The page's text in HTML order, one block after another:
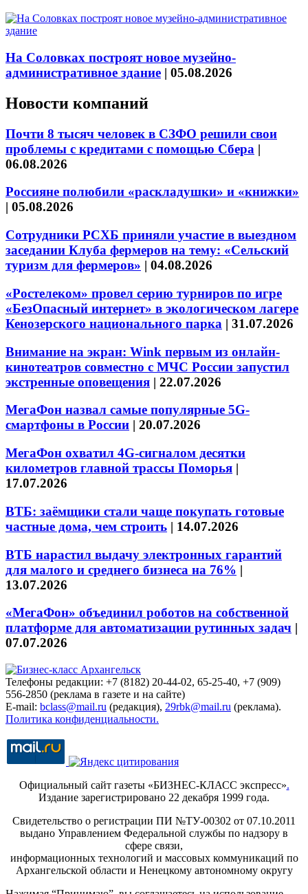
На Соловках построят новое музейно-
административное здание | 05.08.2026
Новости компаний
Почти 8 тысяч человек в СЗФО решили свои
проблемы с кредитами с помощью Сбера |
06.08.2026
Россияне полюбили «раскладушки» и «книжки»
| 05.08.2026
Сотрудники РСХБ приняли участие в выездном
заседании Клуба фермеров на тему: «Сельский
туризм для фермеров» | 04.08.2026
«Ростелеком» провел серию турниров по игре
«БезОпасный интернет» в экологическом лагере
Кенозерского национального парка | 31.07.2026
Внимание на экран: Wink первым из онлайн-
кинотеатров совместно с МЧС России запустил
экстренные оповещения | 22.07.2026
МегаФон назвал самые популярные 5G-
смартфоны в России | 20.07.2026
МегаФон охватил 4G-сигналом десятки
километров главной трассы Поморья |
17.07.2026
ВТБ: заёмщики стали чаще покупать готовые
частные дома, чем строить | 14.07.2026
ВТБ нарастил выдачу электронных гарантий
для малого и среднего бизнеса на 76% |
13.07.2026
«МегаФон» объединил роботов на собственной
платформе для автоматизации рутинных задач |
07.07.2026
Телефоны редакции: +7 (8182) 20-44-02, 65-25-40, +7 (909)
556-2850 (реклама в газете и на сайте)
E-mail: bclass@mail.ru (редакция), 29rbk@mail.ru (реклама).
Политика конфиденциальности.
Официальный сайт газеты «БИЗНЕС-КЛАСС экспресс».
Издание зарегистрировано 22 декабря 1999 года.
Свидетельство о регистрации ПИ №ТУ-00302 от 07.10.2011
выдано Управлением Федеральной службы по надзору в
сфере связи,
информационных технологий и массовых коммуникаций по
Архангельской области и Ненецкому автономному округу